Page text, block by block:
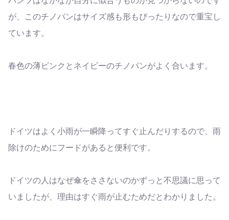
が、このチノパンはサイズ感も形もぴったりなので重宝し
ています。
春色の薄ピンクとネイビーのチノパンがよく合います。
ドイツはよく小雨が一瞬降ってすぐ止んだりするので、雨
除けのためにフードがあると便利です。
ドイツの人はなぜ傘をささないのかずっと不思議に思って
いましたが、理由はすぐ雨が止むためだとわかりました。